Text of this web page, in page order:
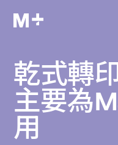
乾式轉
主要為
用